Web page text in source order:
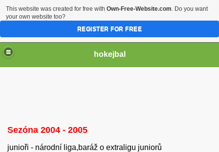
hokejbal
Sezóna 2004 - 2005
junioři - národní liga,baráž o extraligu juniorů
This website was created for free with Own-Free-Website.com. Do you want
your own website too?
REGISTER FOR FREE